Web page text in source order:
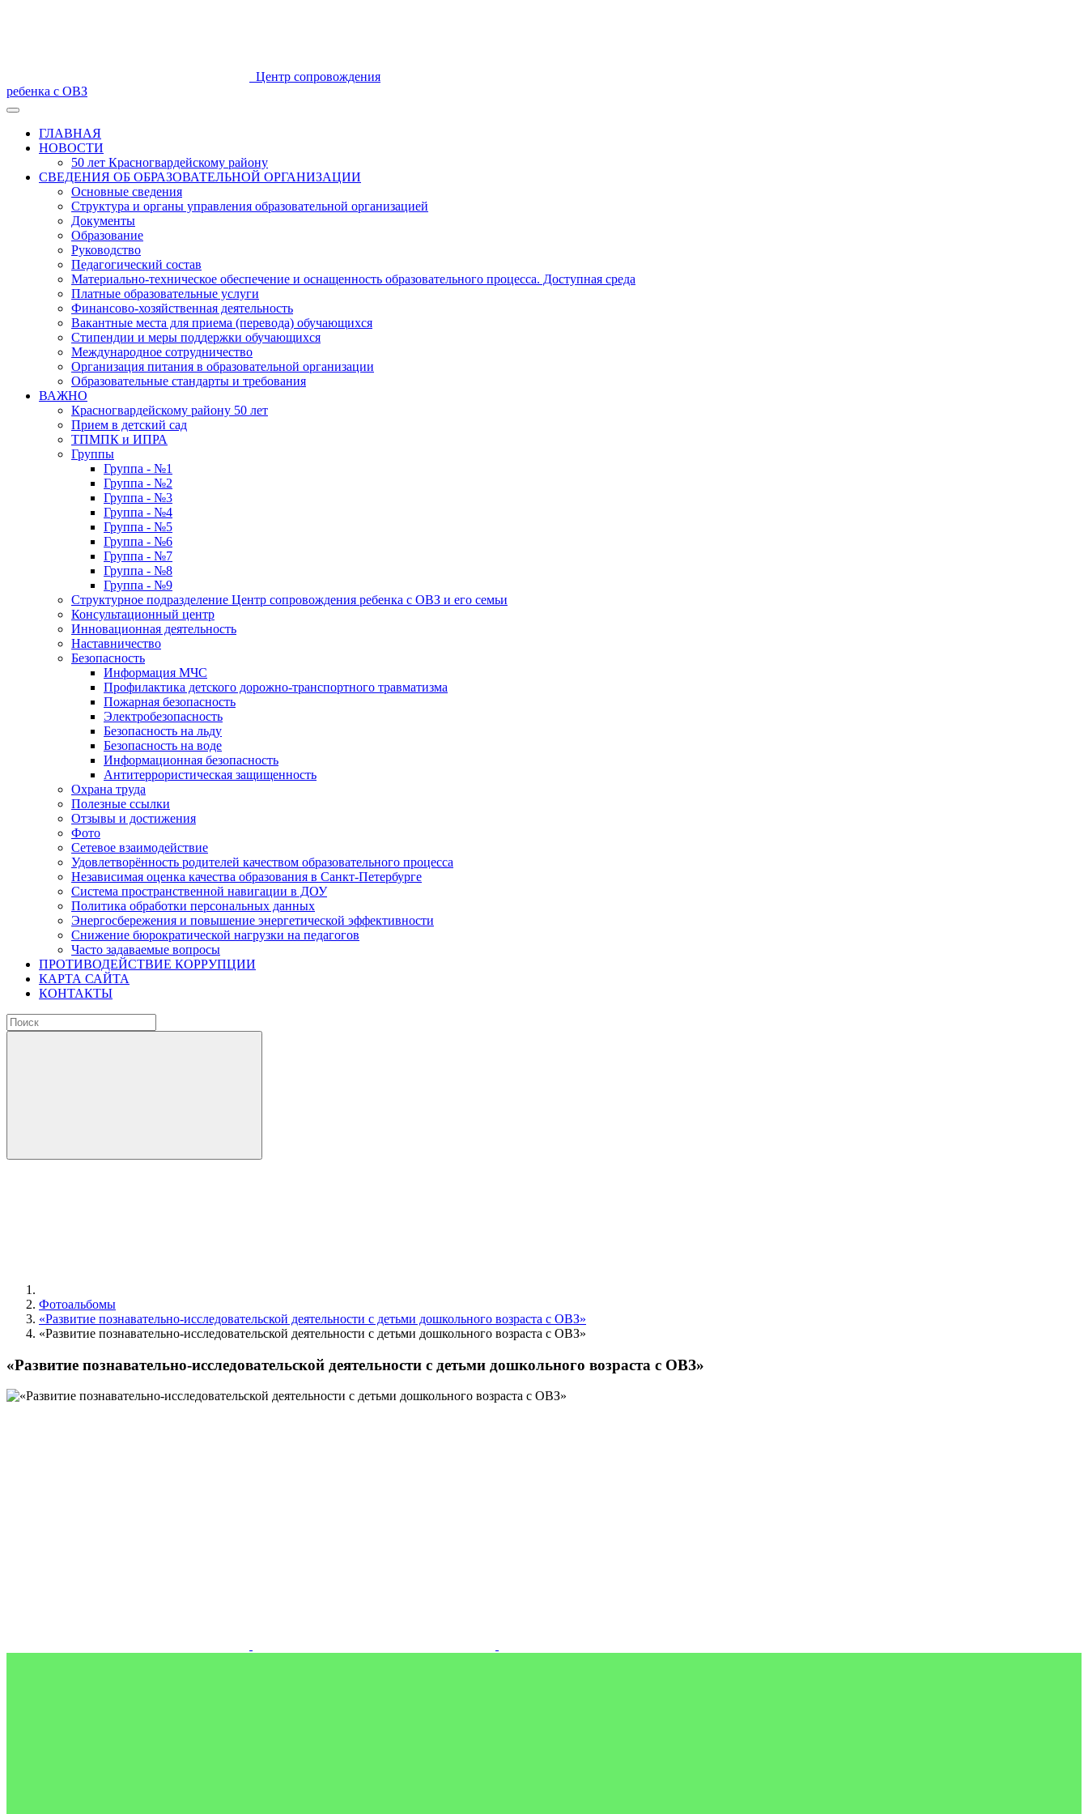
Центр сопровождения
ребенка с ОВЗ
ГЛАВНАЯ
НОВОСТИ
50 лет Красногвардейскому району
СВЕДЕНИЯ ОБ ОБРАЗОВАТЕЛЬНОЙ ОРГАНИЗАЦИИ
Основные сведения
Структура и органы управления образовательной организацией
Документы
Образование
Руководство
Педагогический состав
Материально-техническое обеспечение и оснащенность образовательного процесса. Доступная среда
Платные образовательные услуги
Финансово-хозяйственная деятельность
Вакантные места для приема (перевода) обучающихся
Стипендии и меры поддержки обучающихся
Международное сотрудничество
Организация питания в образовательной организации
Образовательные стандарты и требования
ВАЖНО
Красногвардейскому району 50 лет
Прием в детский сад
ТПМПК и ИПРА
Группы
Группа - №1
Группа - №2
Группа - №3
Группа - №4
Группа - №5
Группа - №6
Группа - №7
Группа - №8
Группа - №9
Структурное подразделение Центр сопровождения ребенка с ОВЗ и его семьи
Консультационный центр
Инновационная деятельность
Наставничество
Безопасность
Информация МЧС
Профилактика детского дорожно-транспортного травматизма
Пожарная безопасность
Электробезопасность
Безопасность на льду
Безопасность на воде
Информационная безопасность
Антитеррористическая защищенность
Охрана труда
Полезные ссылки
Отзывы и достижения
Фото
Сетевое взаимодействие
Удовлетворённость родителей качеством образовательного процесса
Независимая оценка качества образования в Санкт-Петербурге
Система пространственной навигации в ДОУ
Политика обработки персональных данных
Энергосбережения и повышение энергетической эффективности
Снижение бюрократической нагрузки на педагогов
Часто задаваемые вопросы
ПРОТИВОДЕЙСТВИЕ КОРРУПЦИИ
КАРТА САЙТА
КОНТАКТЫ
Фотоальбомы
«Развитие познавательно-исследовательской деятельности с детьми дошкольного возраста с ОВЗ»
«Развитие познавательно-исследовательской деятельности с детьми дошкольного возраста с ОВЗ»
«Развитие познавательно-исследовательской деятельности с детьми дошкольного возраста с ОВЗ»